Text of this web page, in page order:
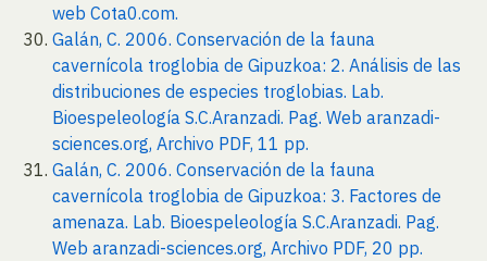
web Cota0.com.
Galán, C. 2006. Conservación de la fauna
cavernícola troglobia de Gipuzkoa: 2. Análisis de las
distribuciones de especies troglobias. Lab.
Bioespeleología S.C.Aranzadi. Pag. Web aranzadi-
sciences.org, Archivo PDF, 11 pp.
Galán, C. 2006. Conservación de la fauna
cavernícola troglobia de Gipuzkoa: 3. Factores de
amenaza. Lab. Bioespeleología S.C.Aranzadi. Pag.
Web aranzadi-sciences.org, Archivo PDF, 20 pp.